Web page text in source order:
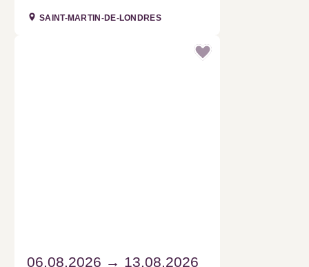
SAINT-MARTIN-DE-LONDRES
06.08.2026 13.08.2026